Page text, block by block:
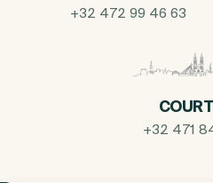
+32 472 99 46 63
+32 471